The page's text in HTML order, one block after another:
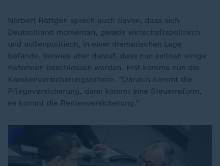
Norbert Röttgen sprach auch davon, dass sich
Deutschland momentan, gerade wirtschaftspolitisch
und außenpolitisch, in einer dramatischen Lage
befände. Verwies aber darauf, dass nun zeitnah einige
Reformen beschlossen werden. Erst komme nun die
Krankenversicherungsreform. "Danach kommt die
Pflegeversicherung, dann kommt eine Steuerreform,
es kommt die Rentenversicherung."